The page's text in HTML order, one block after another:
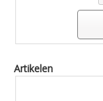
Artikelen